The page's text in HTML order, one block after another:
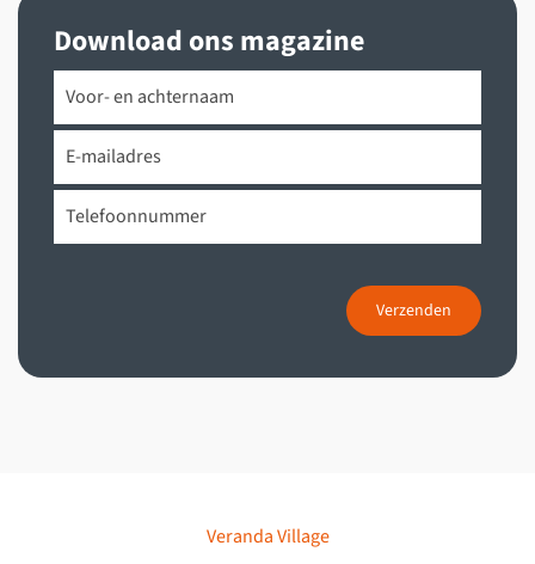
Download ons magazine
Verzenden
Veranda Village